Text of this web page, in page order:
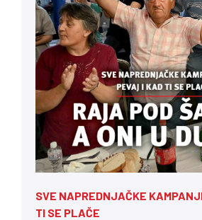
SVE NAPREDNJAČKE
TI SE PLAČE